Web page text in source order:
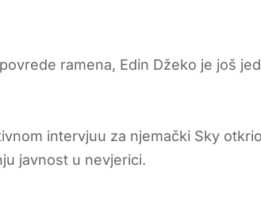
ramena, Edin Džeko je još
intervjuu za njemački Sky
javnost u nevjerici.